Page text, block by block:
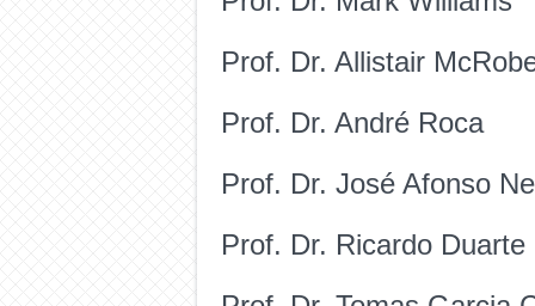
Prof. Dr. Allistair
Prof. Dr. André Roca
Prof. Dr. José Afonso
Prof. Dr. Ricardo Duarte